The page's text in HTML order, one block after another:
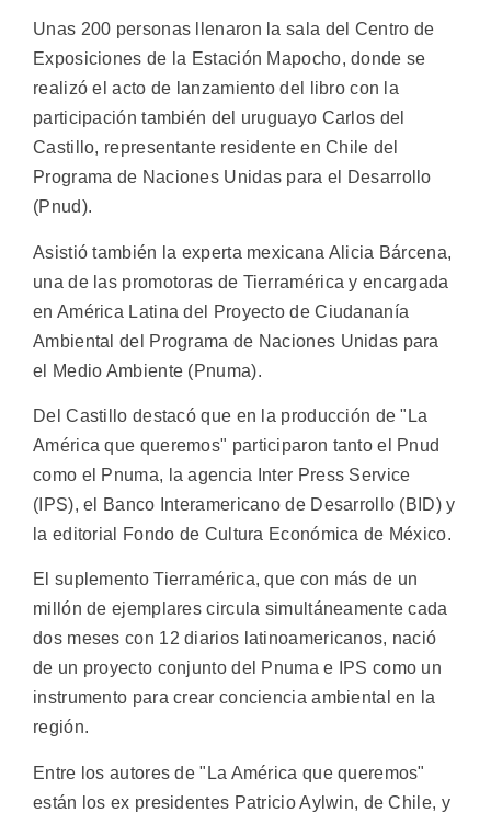
Unas 200 personas llenaron la sala del Centro de
Exposiciones de la Estación Mapocho, donde se
realizó el acto de lanzamiento del libro con la
participación también del uruguayo Carlos del
Castillo, representante residente en Chile del
Programa de Naciones Unidas para el Desarrollo
(Pnud).
Asistió también la experta mexicana Alicia Bárcena,
una de las promotoras de Tierramérica y encargada
en América Latina del Proyecto de Ciudananía
Ambiental del Programa de Naciones Unidas para
el Medio Ambiente (Pnuma).
Del Castillo destacó que en la producción de "La
América que queremos" participaron tanto el Pnud
como el Pnuma, la agencia Inter Press Service
(IPS), el Banco Interamericano de Desarrollo (BID) y
la editorial Fondo de Cultura Económica de México.
El suplemento Tierramérica, que con más de un
millón de ejemplares circula simultáneamente cada
dos meses con 12 diarios latinoamericanos, nació
de un proyecto conjunto del Pnuma e IPS como un
instrumento para crear conciencia ambiental en la
región.
Entre los autores de "La América que queremos"
están los ex presidentes Patricio Aylwin, de Chile, y